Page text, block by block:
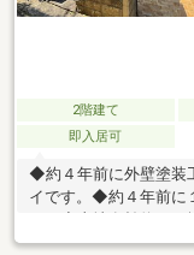
2階建て
即入居可
◆約４年前に外壁塗装
イです。◆約４年前に
当り・通風良好です